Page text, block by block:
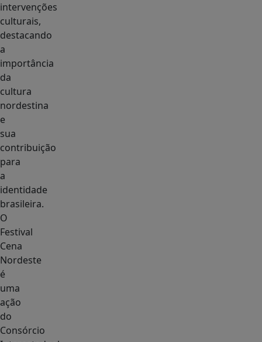
intervenções
culturais,
destacando
a
importância
da
cultura
nordestina
e
sua
contribuição
para
a
identidade
brasileira.
O
Festival
Cena
Nordeste
é
uma
ação
do
Consórcio